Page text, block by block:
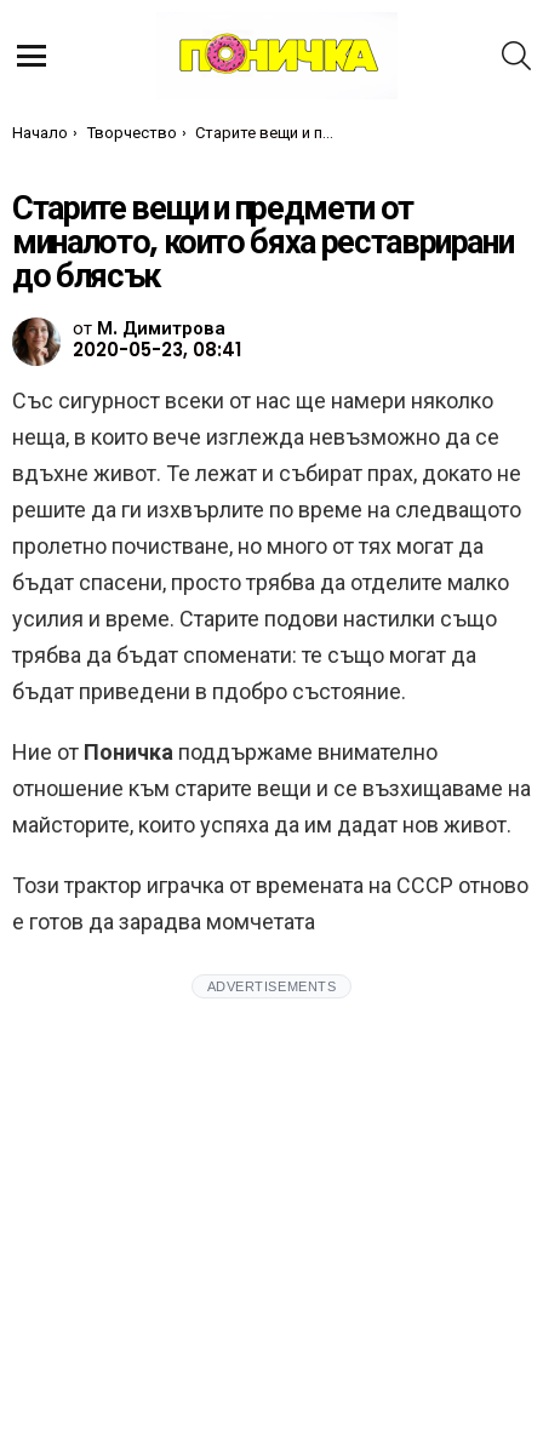
Ти си тук:
Начало Творчество Старите вещи и предмети от миналото, които бяха реставрирани до блясък
Старите вещи и предмети от
миналото, които бяха реставрирани
до блясък
от М. Димитрова
2020-05-23, 08:41
Със сигурност всеки от нас ще намери няколко
неща, в които вече изглежда невъзможно да се
вдъхне живот. Те лежат и събират прах, докато не
решите да ги изхвърлите по време на следващото
пролетно почистване, но много от тях могат да
бъдат спасени, просто трябва да отделите малко
усилия и време. Старите подови настилки също
трябва да бъдат споменати: те също могат да
бъдат приведени в пдобро състояние.
Ние от Поничка поддържаме внимателно
отношение към старите вещи и се възхищаваме на
майсторите, които успяха да им дадат нов живот.
Този трактор играчка от времената на СССР отново
е готов да зарадва момчетата
ADVERTISEMENTS